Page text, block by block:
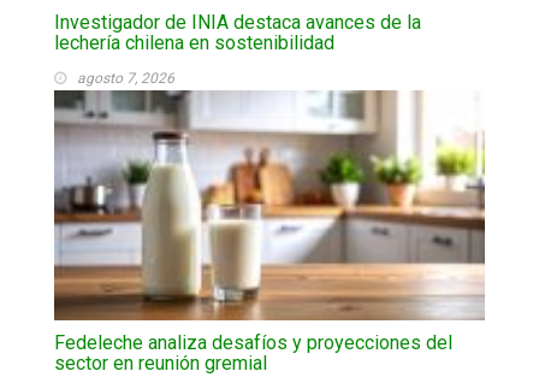
Investigador de INIA destaca avances de la
lechería chilena en sostenibilidad
agosto 7, 2026
Fedeleche analiza desafíos y proyecciones del
sector en reunión gremial